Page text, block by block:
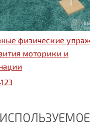
ИСПОЛЬЗУЕМОЕ